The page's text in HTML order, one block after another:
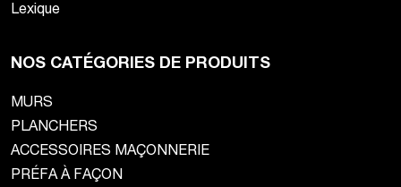
Lexique
NOS CATÉGORIES DE PRODUITS
MURS
PLANCHERS
ACCESSOIRES MAÇONNERIE
PRÉFA À FAÇON